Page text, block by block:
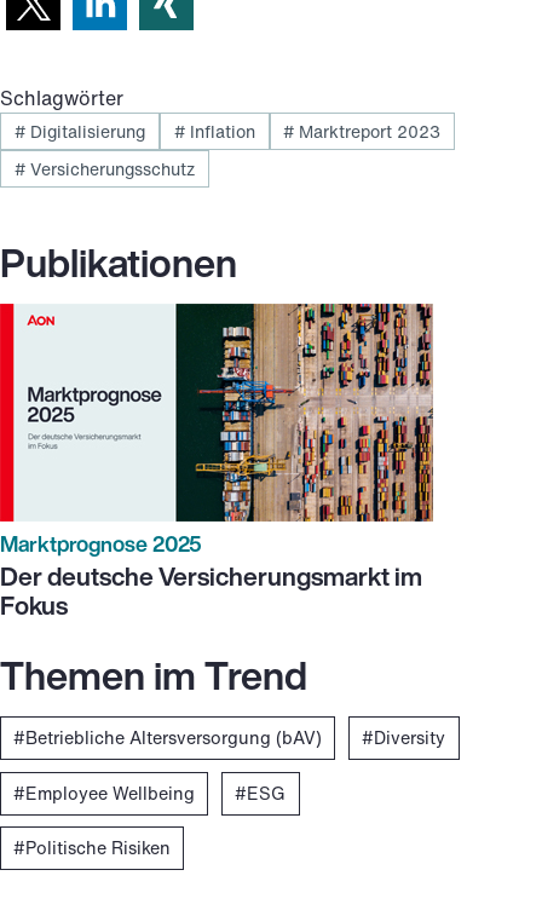
Schlagwörter
#Digitalisierung #Inflation # Marktreport 2023
#Versicherungsschutz
Publikationen
Marktprognose 2025
Der deutsche Versicherungsmarkt im
Fokus
Themen im Trend
Betriebliche Altersversorgung (bAV) Diversity
Employee Wellbeing ESG
Politische Risiken